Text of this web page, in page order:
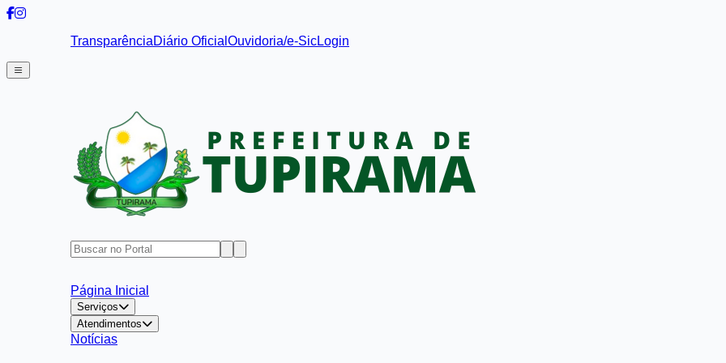
TransparênciaDiário Oficial Ouvidoria/e-SicLogin
Página Inicial
Serviços
Atendimentos
Notícias